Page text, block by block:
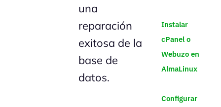
una
reparación
exitosa de la
base de
datos.
Instalar
cPanel o
Webuzo en
AlmaLinux
Configurar